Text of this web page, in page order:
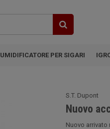
UMIDIFICATORE PER SIGARI
S.T. Dupont
Nuovo
Nuovo arrivato